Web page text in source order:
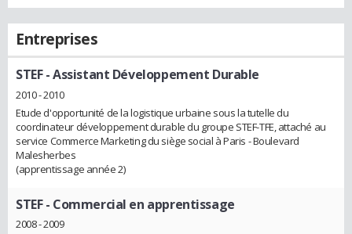
Entreprises
STEF- Assistant Développement Durable
2010 - 2010
Etude d'opportunité de la logistique urbaine sous la tutelle du
coordinateur développement durable du groupe STEF-TFE, attaché au
service Commerce Marketing du siège social à Paris - Boulevard
Malesherbes
(apprentissage année 2)
STEF- Commercial en apprentissage
2008 - 2009